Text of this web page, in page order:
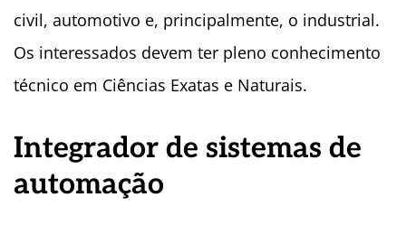
civil, automotivo e, principalmente, o industrial.
Os interessados devem ter pleno conhecimento
técnico em Ciências Exatas e Naturais.
Integrador de sistemas de
automação